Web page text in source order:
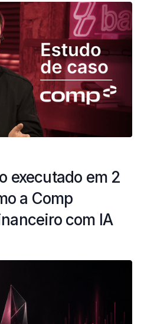
executado em 2
a Comp
com IA